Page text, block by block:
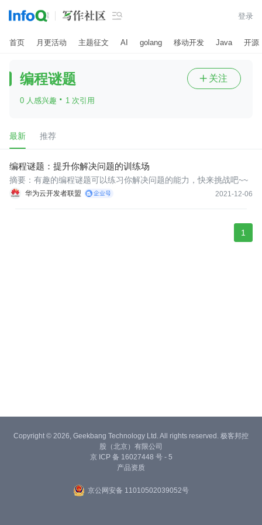
 登录
首页 月更活动 主题征文 AI golang 移动开发 Java 开源
编程谜题
0 人感兴趣 · 1 次引用
 关注
最新 推荐
编程谜题：提升你解决问题的训练场
华为云开发者联盟 2021-12-06
摘要：有趣的编程谜题可以练习你解决问题的能力，快来挑战吧~~
1
Copyright © 2026, Geekbang Technology Ltd. All rights reserved. 极客邦控
股（北京）有限公司
京 ICP 备 16027448 号 - 5
产品资质
京公网安备 11010502039052号